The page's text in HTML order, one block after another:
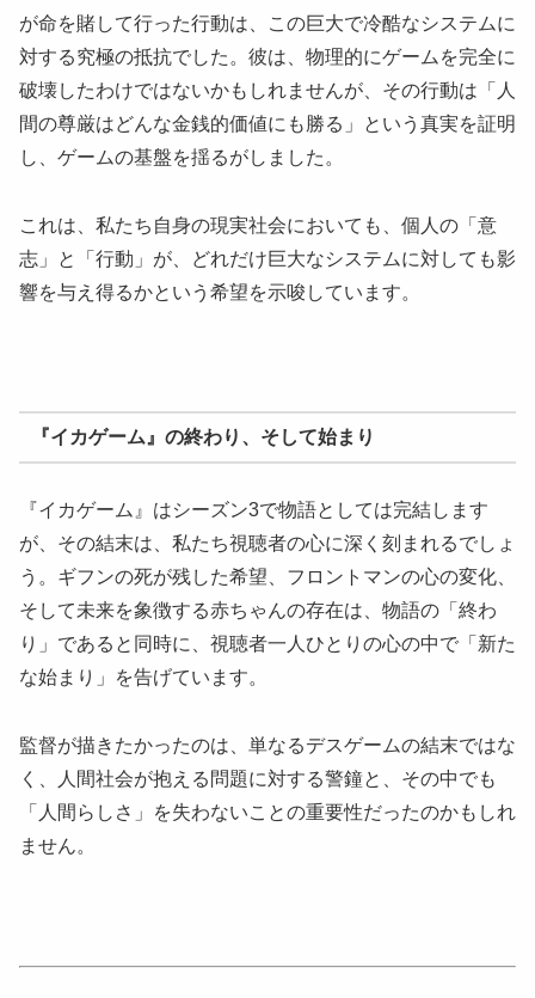
が命を賭して行った行動は、この巨大で冷酷なシステムに
対する究極の抵抗でした。彼は、物理的にゲームを完全に
破壊したわけではないかもしれませんが、その行動は「人
間の尊厳はどんな金銭的価値にも勝る」という真実を証明
し、ゲームの基盤を揺るがしました。
これは、私たち自身の現実社会においても、個人の「意
志」と「行動」が、どれだけ巨大なシステムに対しても影
響を与え得るかという希望を示唆しています。
『イカゲーム』の終わり、そして始まり
『イカゲーム』はシーズン3で物語としては完結します
が、その結末は、私たち視聴者の心に深く刻まれるでしょ
う。ギフンの死が残した希望、フロントマンの心の変化、
そして未来を象徴する赤ちゃんの存在は、物語の「終わ
り」であると同時に、視聴者一人ひとりの心の中で「新た
な始まり」を告げています。
監督が描きたかったのは、単なるデスゲームの結末ではな
く、人間社会が抱える問題に対する警鐘と、その中でも
「人間らしさ」を失わないことの重要性だったのかもしれ
ません。